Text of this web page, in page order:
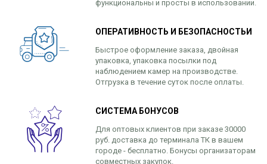
функциональны и просты в использовании.
ОПЕРАТИВНОСТЬ И БЕЗОПАСНОСТЬИ
Быстрое оформление заказа, двойная
упаковка, упаковка посылки под
наблюдением камер на производстве.
Отгрузка в течение суток после оплаты.
СИСТЕМА БОНУСОВ
Для оптовых клиентов при заказе 30000
руб. доставка до терминала ТК в вашем
городе - бесплатно. Бонусы организаторам
совместных закупок.